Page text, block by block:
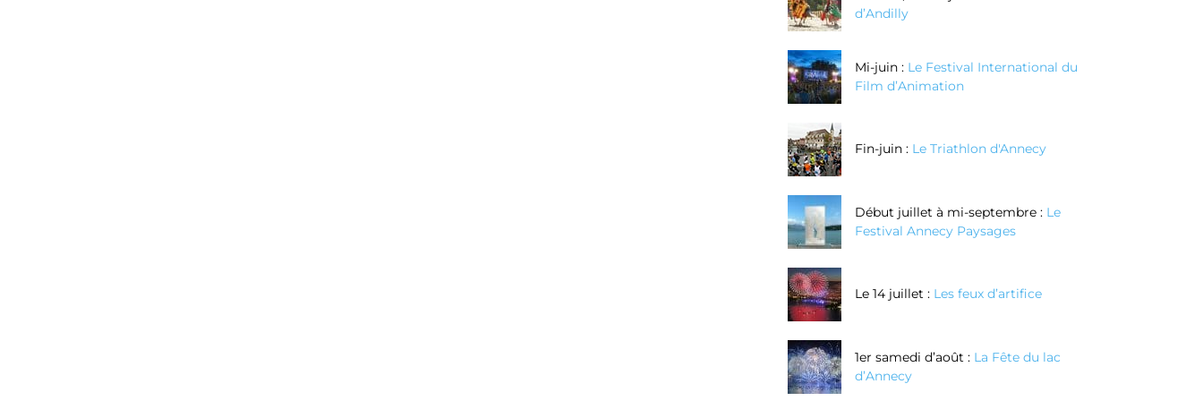
d’Andilly
Mi-juin : Le Festival International du
Film d’Animation
Fin-juin : Le Triathlon d'Annecy
Début juillet à mi-septembre : Le
Festival Annecy Paysages
Le 14 juillet : Les feux d’artifice
1er samedi d’août : La Fête du lac
d’Annecy